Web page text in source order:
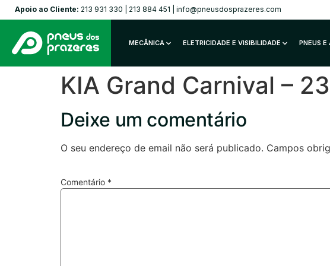
Apoio ao Cliente: 213 931 330 213 884 451 info@pneusdosprazeres.com
MECÂNICA ELETRICIDADE E VISIBILIDADE PNEUS E
KIA Grand Carnival –
Deixe um comentário
O seu endereço de email não será publicado. Campos
Comentário *